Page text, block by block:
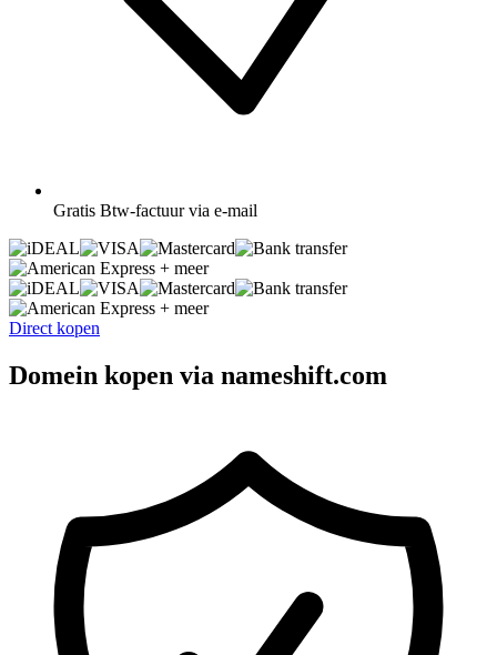
Gratis Btw-factuur via e-mail
+ meer
+ meer
Direct kopen
Domein kopen via nameshift.com